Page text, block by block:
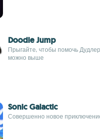
Doodle Jump
Прыгайте, чтобы помочь
можно выше
Sonic Galactic
Совершенно новое